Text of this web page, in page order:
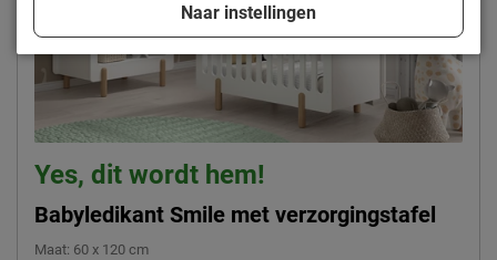
Yes, dit wordt hem!
Babyledikant Smile met verzorgingstafel
Maat: 60 x 120 cm
Naar instellingen